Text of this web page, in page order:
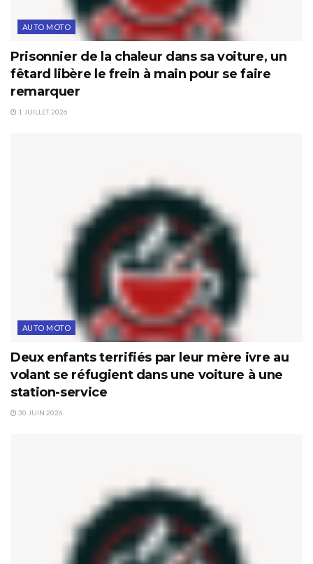
AUTO MOTO
Prisonnier de la chaleur dans sa voiture, un
fêtard libère le frein à main pour se faire
remarquer
1 JUILLET 2026
AUTO MOTO
Deux enfants terrifiés par leur mère ivre au
volant se réfugient dans une voiture à une
station-service
30 JUIN 2026